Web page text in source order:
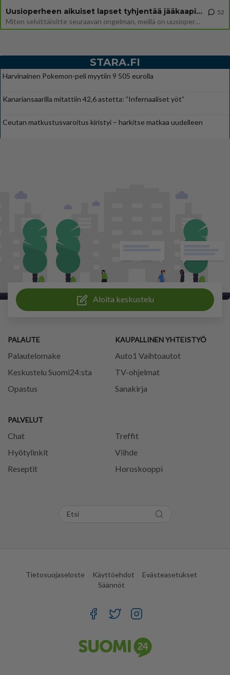
Uusioperheen aikuiset lapset tyhjentää jääkaapin käydessään
Miten selvittäisitte seuraavan ongelman, meillä on uusioperhe, minulla teini-ikäiset lapset ja puolisolla aikuiset, jotk
52
STARA.FI
Harvinainen Pokemon-peli myytiin 9 505 eurolla
Kanariansaarilla mitattiin 42,6 astetta: ”Infernaaliset yöt”
Ceutan matkustusvaroitus kiristyi – harkitse matkaa uudelleen
Aloita keskustelu
PALAUTE
Palautelomake
Keskustelu Suomi24:sta
Opastus
PALVELUT
Chat
Treffit
Hyötylinkit
Viihde
Reseptit
Horoskooppi
KAUPALLINEN YHTEISTYÖ
Auto1 Vaihtoautot
TV-ohjelmat
Sanakirja
Tietosuojaseloste Käyttöehdot
Evästeasetukset
Säännöt